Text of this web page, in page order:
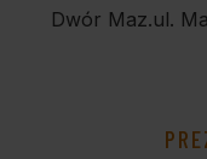
Dwór Maz.ul.